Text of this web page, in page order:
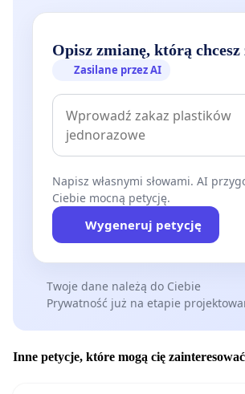
Opisz zmianę, którą chcesz
Zasilane przez AI
Napisz własnymi słowami. AI
Ciebie mocną petycję.
Wygeneruj petycję
Twoje dane należą do Ciebie
Prywatność już na etapie
Inne petycje, które mogą cię zainteresować